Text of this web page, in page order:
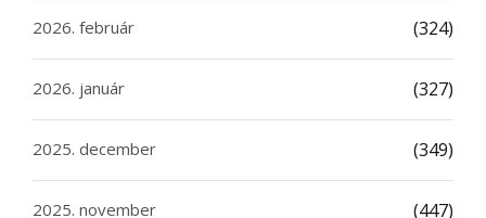
2026. február (324)
2026. január (327)
2025. december (349)
2025. november (447)